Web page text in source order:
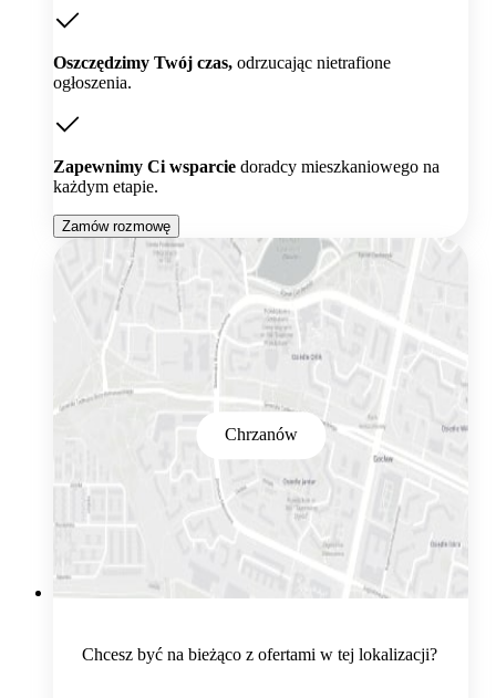
Oszczędzimy Twój czas, odrzucając nietrafione
ogłoszenia.
Zapewnimy Ci wsparcie doradcy mieszkaniowego na
każdym etapie.
Zamów rozmowę
Chrzanów
Chcesz być na bieżąco z ofertami w tej lokalizacji?